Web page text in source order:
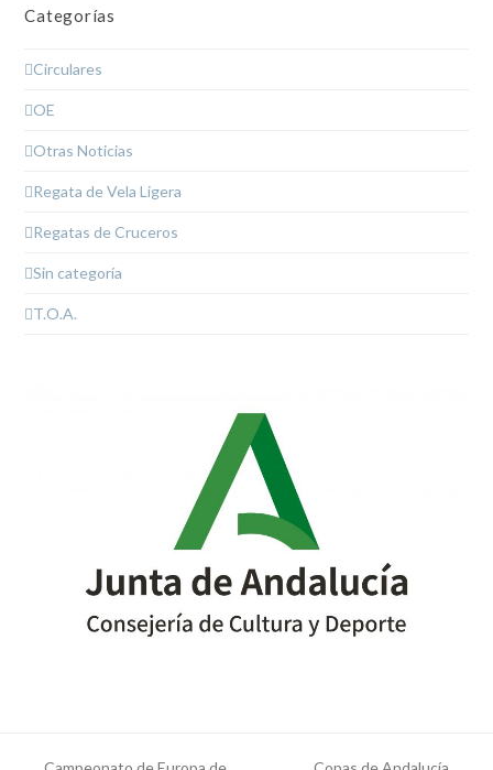
Categorías
Circulares
OE
Otras Noticias
Regata de Vela Ligera
Regatas de Cruceros
Sin categoría
T.O.A.